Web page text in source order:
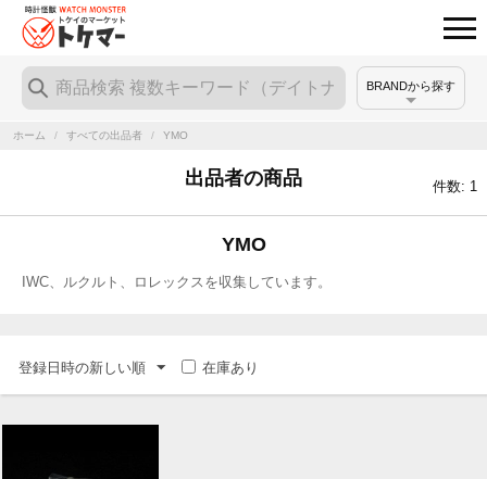
BRANDから探す
ホーム / すべての出品者 / YMO
出品者の商品 件数: 1
YMO
IWC、ルクルト、ロレックスを収集しています。
登録日時の新しい順 在庫あり